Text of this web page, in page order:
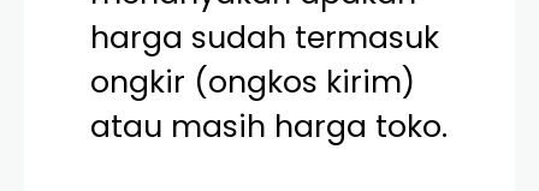
harga sudah termasuk
ongkir (ongkos kirim)
atau masih harga toko.